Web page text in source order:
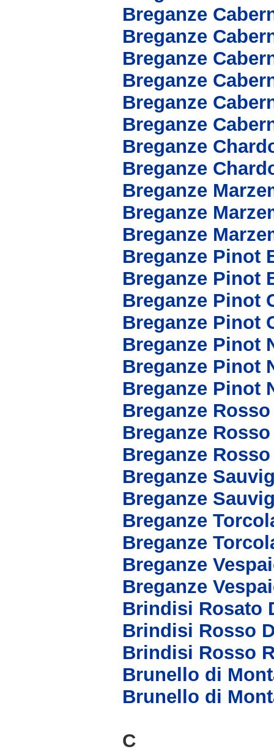
Breganze
Breganze
Breganze
Breganze
Breganze
Breganze
Breganze
Breganze
Breganze
Breganze
Breganze
Breganze Pinot
Breganze Pinot
Breganze Pinot
Breganze Pinot
Breganze Pinot
Breganze Pinot
Breganze Pinot
Breganze
Breganze
Breganze
Breganze
Breganze
Breganze
Breganze
Breganze
Breganze
Brindisi Rosato
Brindisi Rosso
Brindisi Rosso
Brunello di
Brunello di
C